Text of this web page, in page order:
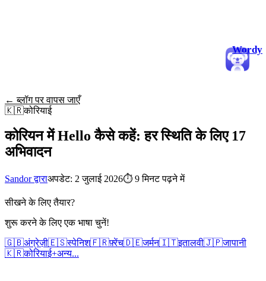
Wordy
← ब्लॉग पर वापस जाएँ
🇰🇷कोरियाई
कोरियन में Hello कैसे कहें: हर स्थिति के लिए 17
अभिवादन
Sandor द्वाराअपडेट: 2 जुलाई 2026⏱ 9 मिनट पढ़ने में
सीखने के लिए तैयार?
शुरू करने के लिए एक भाषा चुनें!
🇬🇧अंग्रेज़ी🇪🇸स्पेनिश🇫🇷फ़्रेंच🇩🇪जर्मन🇮🇹इतालवी🇯🇵जापानी
🇰🇷कोरियाई+अन्य...